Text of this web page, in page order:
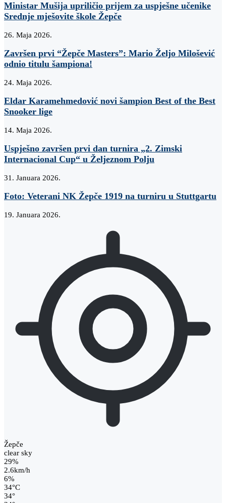
Ministar Mušija upriličio prijem za uspješne učenike
Srednje mješovite škole Žepče
26. Maja 2026.
Završen prvi “Žepče Masters”: Mario Željo Milošević
odnio titulu šampiona!
24. Maja 2026.
Eldar Karamehmedović novi šampion Best of the Best
Snooker lige
14. Maja 2026.
Uspješno završen prvi dan turnira „2. Zimski
Internacional Cup“ u Željeznom Polju
31. Januara 2026.
Foto: Veterani NK Žepče 1919 na turniru u Stuttgartu
19. Januara 2026.
Žepče
clear sky
29%
2.6km/h
6%
34°C
34°